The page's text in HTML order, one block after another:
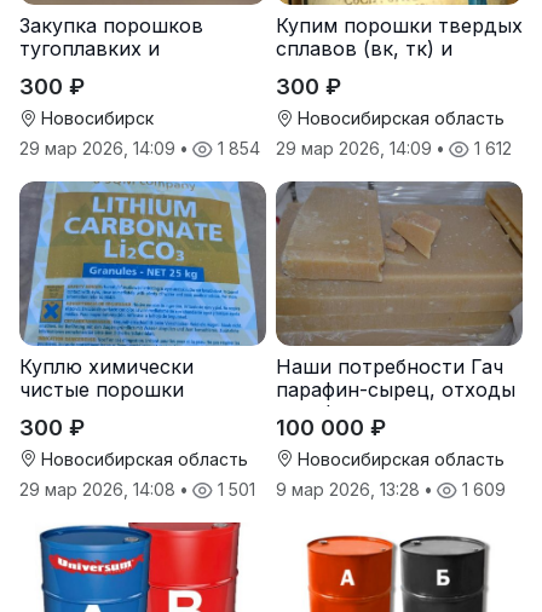
Закупка порошков
тугоплавких и
металлов
300 ₽
Новосибирск
29 мар 2026, 14:09 • 1 854
Купим порошки твердых
сплавов (вк, тк) и
300 ₽
Новосибирская область
29 мар 2026, 14:09 • 1 612
Куплю химически
чистые порошки
300 ₽
Новосибирская область
29 мар 2026, 14:08 • 1 501
Наши потребности Гач
парафин-сырец, отходы
парафина
100 000 ₽
Новосибирская область
9 мар 2026, 13:28 • 1 609